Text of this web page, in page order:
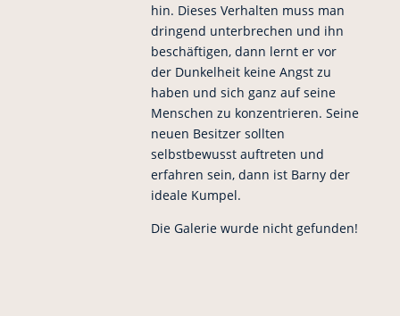
hin. Dieses Verhalten muss man
dringend unterbrechen und ihn
beschäftigen, dann lernt er vor
der Dunkelheit keine Angst zu
haben und sich ganz auf seine
Menschen zu konzentrieren. Seine
neuen Besitzer sollten
selbstbewusst auftreten und
erfahren sein, dann ist Barny der
ideale Kumpel.
Die Galerie wurde nicht gefunden!